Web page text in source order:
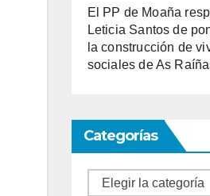
El PP de Moaña
Leticia Santos de
la construcción de
sociales de As
Categorías
Categorías